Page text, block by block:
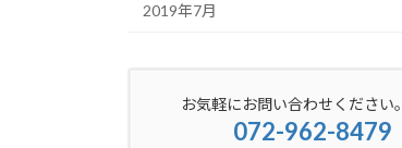
2019年7月
お気軽にお問い合わせください。
072-962-8479